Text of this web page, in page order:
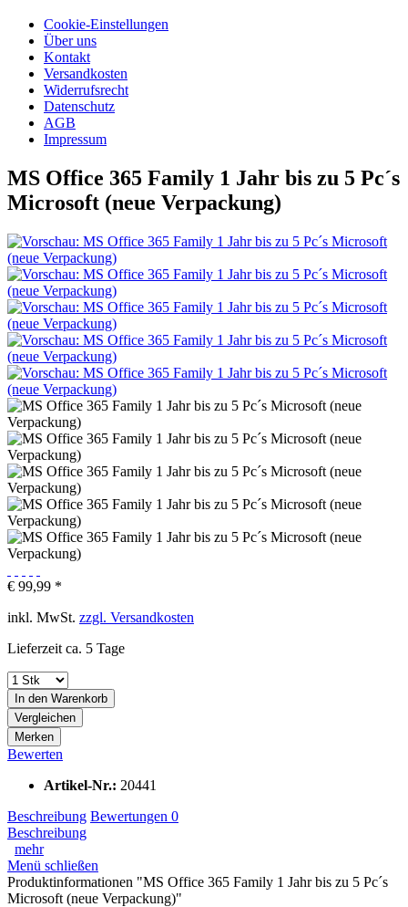
Cookie-Einstellungen
Über uns
Kontakt
Versandkosten
Widerrufsrecht
Datenschutz
AGB
Impressum
MS Office 365 Family 1 Jahr bis zu 5 Pc´s
Microsoft (neue Verpackung)
€ 99,99 *
inkl. MwSt. zzgl. Versandkosten
Lieferzeit ca. 5 Tage
In den Warenkorb
Vergleichen
Merken
Bewerten
Artikel-Nr.: 20441
Beschreibung Bewertungen 0
Beschreibung
mehr
Menü schließen
Produktinformationen "MS Office 365 Family 1 Jahr bis zu 5 Pc´s
Microsoft (neue Verpackung)"